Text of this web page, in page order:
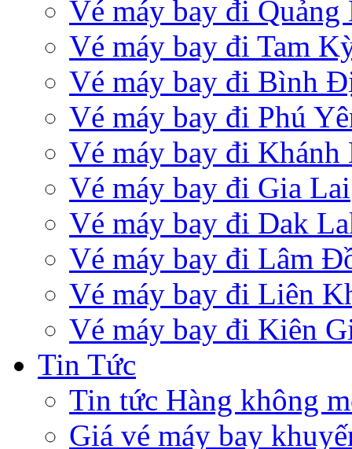
Vé máy bay đi Quảng
Vé máy bay đi Tam
Vé máy bay đi Bình
Vé máy bay đi Phú
Vé máy bay đi Khánh
Vé máy bay đi Gia Lai
Vé máy bay đi Dak
Vé máy bay đi Lâm
Vé máy bay đi Liên
Vé máy bay đi Kiên
Tin Tức
Tin tức Hàng không
Giá vé máy bay